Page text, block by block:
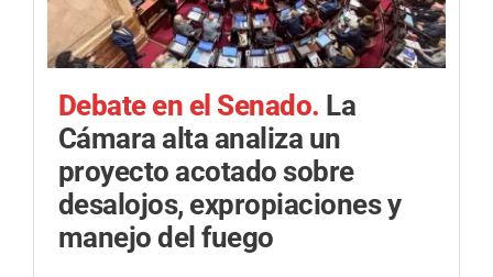
Debate en el Senado. La
Cámara alta analiza un
proyecto acotado sobre
desalojos, expropiaciones y
manejo del fuego